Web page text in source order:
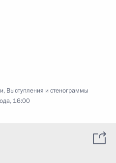
, Выступления и стенограммы
16:00